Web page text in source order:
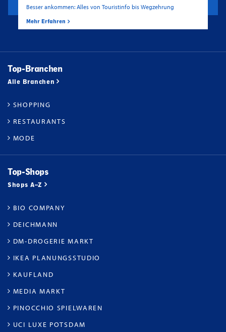
Besser ankommen: Alles von Touristinfo bis Wegzehrung
Mehr Erfahren
Top-Branchen
Alle Branchen
SHOPPING
RESTAURANTS
MODE
Top-Shops
Shops A–Z
BIO COMPANY
DEICHMANN
DM-DROGERIE MARKT
IKEA PLANUNGSSTUDIO
KAUFLAND
MEDIA MARKT
PINOCCHIO SPIELWAREN
UCI LUXE POTSDAM